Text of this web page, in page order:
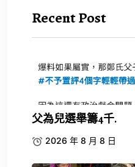
Recent Post
父為兒選舉籌4千.
2026 年 8 月 8 日